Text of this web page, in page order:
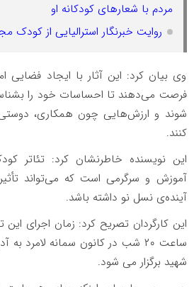
مردم با شعارهای کودکانه او
روایت خبرنگار استرالیایی از کودک
وی بیان کرد: این آثار با ایجاد فضایی
فرصت می‌دهند تا احساسات خود را
شوند و ارزش‌هایی چون همکاری، دوستی
کنند.
این نویسنده خاطرنشان کرد: تئاتر
آموزش و سرگرمی است که می‌تواند
آینده‌ی نسل نو داشته باشد.
ساعت ۲۰ شب در کانون سمانه لامرد
شهید برگزار می شود.